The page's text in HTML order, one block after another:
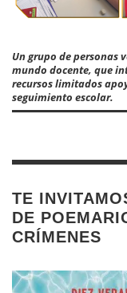
Un grupo de personas
mundo docente, que
recursos limitados
seguimiento escolar.
TE
DE
CRÍMENES